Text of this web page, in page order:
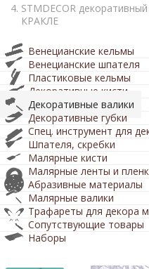
STMDECOR
КРАКЛЕ
Венецианские кельмы
Венецианские шпателя
Пластиковые кельмы
Декоративные кисти
Декоративные валики
Декоративные губки
Спец. инструмент для
Шпателя, скребки
Малярные кисти
Малярные ленты и
Абразивные материалы
Малярные валики
Трафареты для декора
Сопутствующие товары
Наборы